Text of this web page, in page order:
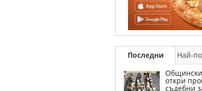
Последни Най-
Общински
откри
съдебни